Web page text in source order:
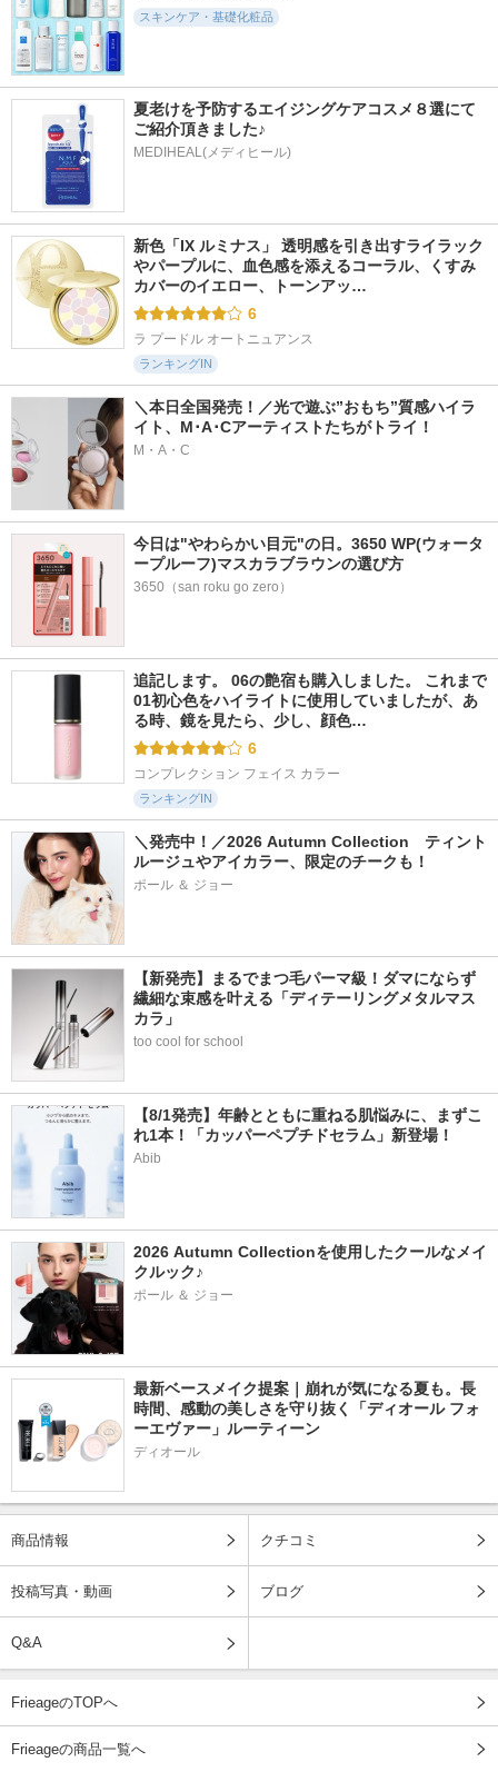
on:myskin
6.4
606件
NMNプラスリフト
アイクリーム
CHARDE
6.5
31件
GYEOL HAUS
スキンケア・基礎化粧品
夏老けを予防するエイジングケアコスメ８選にて
ご紹介頂きました♪
MEDIHEAL(メディヒール)
新色「IX ルミナス」 透明感を引き出すライラック
やパープルに、血色感を添えるコーラル、くすみ
カバーのイエロー、トーンアッ…
6
ラ プードル オートニュアンス
ランキングIN
＼本日全国発売！／光で遊ぶ”おもち”質感ハイラ
イト、M･A･Cアーティストたちがトライ！
M・A・C
今日は"やわらかい目元"の日。3650 WP(ウォータ
ープルーフ)マスカラブラウンの選び方
3650（san roku go zero）
追記します。 06の艶宿も購入しました。 これまで
01初心色をハイライトに使用していましたが、あ
る時、鏡を見たら、少し、顔色…
6
コンプレクション フェイス カラー
ランキングIN
＼発売中！／2026 Autumn Collection　ティント
ルージュやアイカラー、限定のチークも！
ポール ＆ ジョー
【新発売】まるでまつ毛パーマ級！ダマにならず
繊細な束感を叶える「ディテーリングメタルマス
カラ」
too cool for school
【8/1発売】年齢とともに重ねる肌悩みに、まずこ
れ1本！「カッパーペプチドセラム」新登場！
Abib
2026 Autumn Collectionを使用したクールなメイ
クルック♪
ポール ＆ ジョー
最新ベースメイク提案｜崩れが気になる夏も。長
時間、感動の美しさを守り抜く「ディオール フォ
ーエヴァー」ルーティーン
ディオール
商品情報 クチコミ
投稿写真・動画 ブログ
Q&A
FrieageのTOPへ
Frieageの商品一覧へ